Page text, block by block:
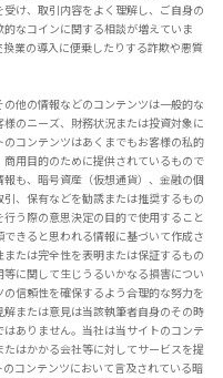
け、取引内容をよく理解し、ご自身の
なコインに関する相談が増えていま
業の導入に便乗したりする詐欺や悪質
他の情報などのコンテンツは一般的な
のニーズ、財務状況または投資対象に
コンテンツはあくまでもお客様の私的
用目的のために提供されているもので
も、暗号資産（仮想通貨）、金融の個
、保有などを勧誘または推奨するもの
う際の意思決定の目的で使用すること
きると思われる情報に基づいて作成さ
たは完全性を表明または保証するもの
に関して生じうるいかなる損害につい
信頼性を確保するよう合理的な努力を
または意見は当該執筆者自身のその時
ありません。当社は当サイトのコンテ
はかかる会社等に対してサービスを提
コンテンツにおいて言及されている暗